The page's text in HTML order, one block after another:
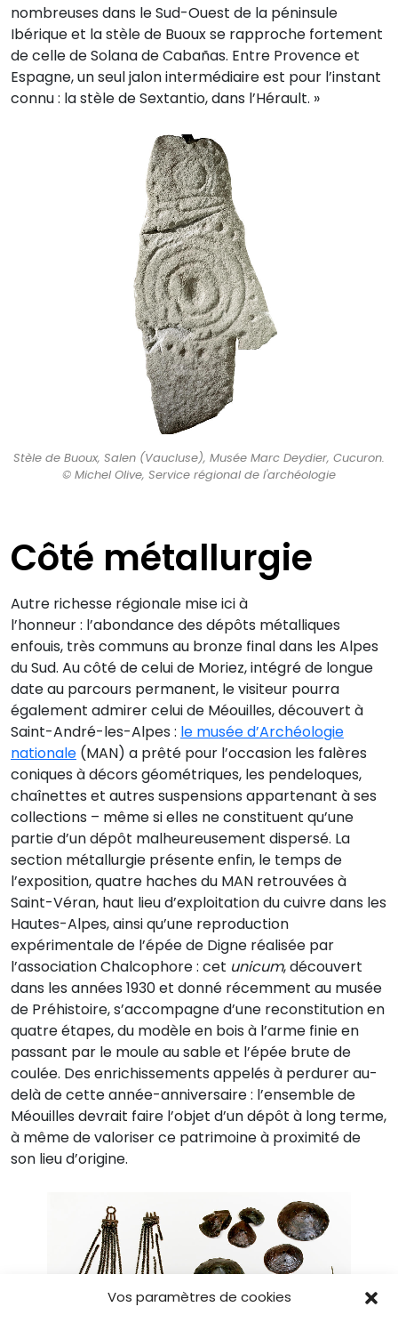
Vos paramètres de cookies
nombreuses dans le Sud-Ouest de la péninsule
Ibérique et la stèle de Buoux se rapproche fortement
de celle de Solana de Cabañas. Entre Provence et
Espagne, un seul jalon intermédiaire est pour l’instant
connu : la stèle de Sextantio, dans l’Hérault. »
Stèle de Buoux, Salen (Vaucluse), Musée Marc Deydier, Cucuron.
© Michel Olive, Service régional de l'archéologie
Côté métallurgie
Autre richesse régionale mise ici à
l’honneur : l’abondance des dépôts métalliques
enfouis, très communs au bronze final dans les Alpes
du Sud. Au côté de celui de Moriez, intégré de longue
date au parcours permanent, le visiteur pourra
également admirer celui de Méouilles, découvert à
Saint-André-les-Alpes : le musée d’Archéologie
nationale (MAN) a prêté pour l’occasion les falères
coniques à décors géométriques, les pendeloques,
chaînettes et autres suspensions appartenant à ses
collections – même si elles ne constituent qu’une
partie d’un dépôt malheureusement dispersé. La
section métallurgie ­présente enfin, le temps de
l’exposition, quatre haches du MAN retrouvées à
Saint-Véran, haut lieu d’exploitation du cuivre dans les
Hautes-Alpes, ainsi qu’une reproduction
expérimentale de l’épée de Digne réalisée par
l’association Chalcophore : cet unicum, découvert
dans les années 1930 et donné récemment au musée
de Préhistoire, s’accompagne d’une reconstitution en
quatre étapes, du modèle en bois à l’arme finie en
passant par le moule au sable et l’épée brute de
coulée. Des enrichissements appelés à perdurer au-
delà de cette année-anniversaire : l’ensemble de
Méouilles devrait faire l’objet d’un dépôt à long terme,
à même de valoriser ce patrimoine à proximité de
son lieu d’origine.